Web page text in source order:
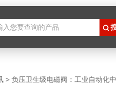
> 负压卫生级电磁阀：工业自动化